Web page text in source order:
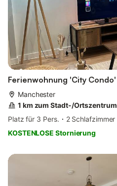
Ferienwohnung 'City Condo'
Manchester
1 km zum Stadt-/Ortszentrum
Platz für 3 Pers.
2 Schlafzimmer
KOSTENLOSE Stornierung